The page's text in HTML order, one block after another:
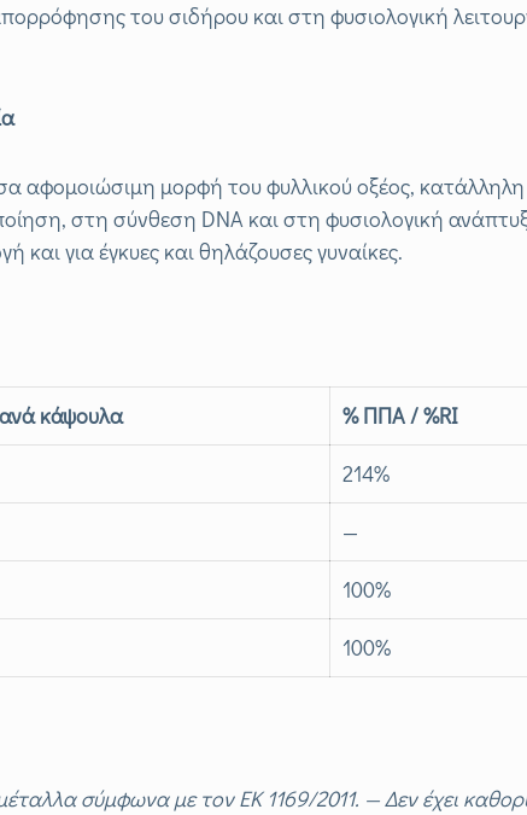
του σιδήρου και στη φυσιολογική
αφομοιώσιμη μορφή του φυλλικού οξέος,
στη σύνθεση DNA και στη φυσιολογική
για έγκυες και θηλάζουσες γυναίκες.
κάψουλα
% ΠΠΑ / %RI
214%
—
100%
100%
σύμφωνα με τον ΕΚ 1169/2011. — Δεν έχει